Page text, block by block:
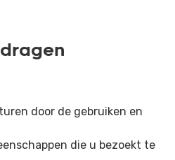
door de gebruiken en
die u bezoekt te